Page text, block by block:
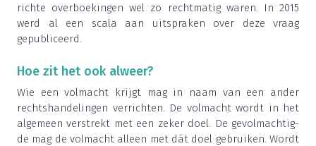
rich­te over­boe­kin­gen wel zo recht­ma­tig waren. In 2015
werd al een sca­la aan uit­spra­ken over deze vraag
gepubliceerd.
Hoe zit het ook alweer?
Wie een vol­macht krijgt mag in naam van een ander
rechts­han­de­lin­gen ver­rich­ten. De vol­macht wordt in het
alge­meen ver­strekt met een zeker doel. De gevol­mach­tig­
de mag de vol­macht alleen met dát doel gebrui­ken. Wordt